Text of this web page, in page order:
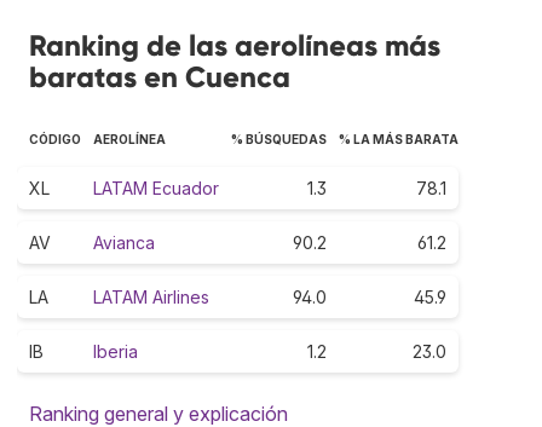
Ranking de las aerolíneas más
baratas en Cuenca
CÓDIGO AEROLÍNEA % BÚSQUEDAS % LA MÁS BARATA
XL LATAM Ecuador 1.3 78.1
AV Avianca 90.2 61.2
LA LATAM Airlines 94.0 45.9
IB Iberia 1.2 23.0
Ranking general y explicación